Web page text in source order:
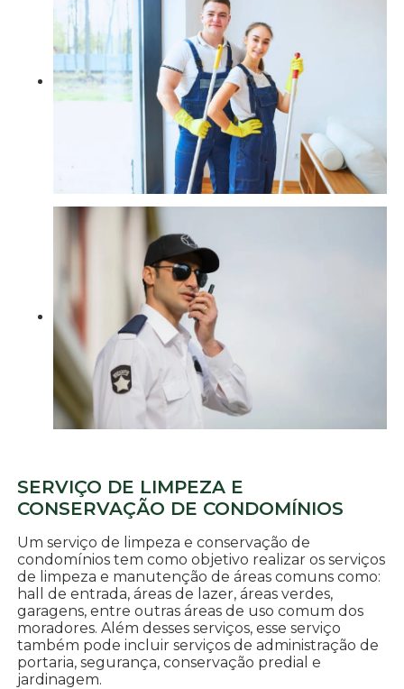
SERVIÇO DE LIMPEZA E
CONSERVAÇÃO DE CONDOMÍNIOS
Um serviço de limpeza e conservação de
condomínios tem como objetivo realizar os serviços
de limpeza e manutenção de áreas comuns como:
hall de entrada, áreas de lazer, áreas verdes,
garagens, entre outras áreas de uso comum dos
moradores. Além desses serviços, esse serviço
também pode incluir serviços de administração de
portaria, segurança, conservação predial e
jardinagem.